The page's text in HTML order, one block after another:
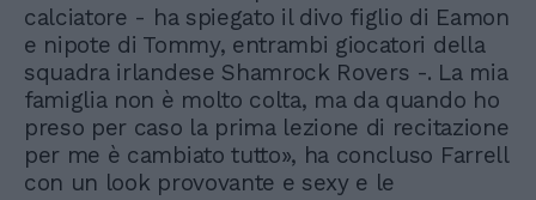
calciatore - ha spiegato il divo figlio di Eamon
e nipote di Tommy, entrambi giocatori della
squadra irlandese Shamrock Rovers -. La mia
famiglia non è molto colta, ma da quando ho
preso per caso la prima lezione di recitazione
per me è cambiato tutto», ha concluso Farrell
con un look provovante e sexy e le